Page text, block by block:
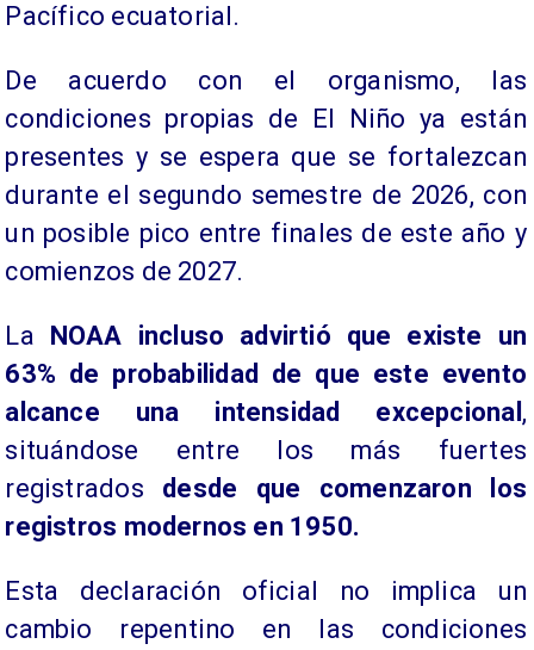
Pacífico ecuatorial.
De acuerdo con el organismo, las
condiciones propias de El Niño ya están
presentes y se espera que se fortalezcan
durante el segundo semestre de 2026, con
un posible pico entre finales de este año y
comienzos de 2027.
La NOAA incluso advirtió que existe un
63% de probabilidad de que este evento
alcance una intensidad excepcional ,
situándose entre los más fuertes
registrados desde que comenzaron los
registros modernos en 1950.
Esta declaración oficial no implica un
cambio repentino en las condiciones